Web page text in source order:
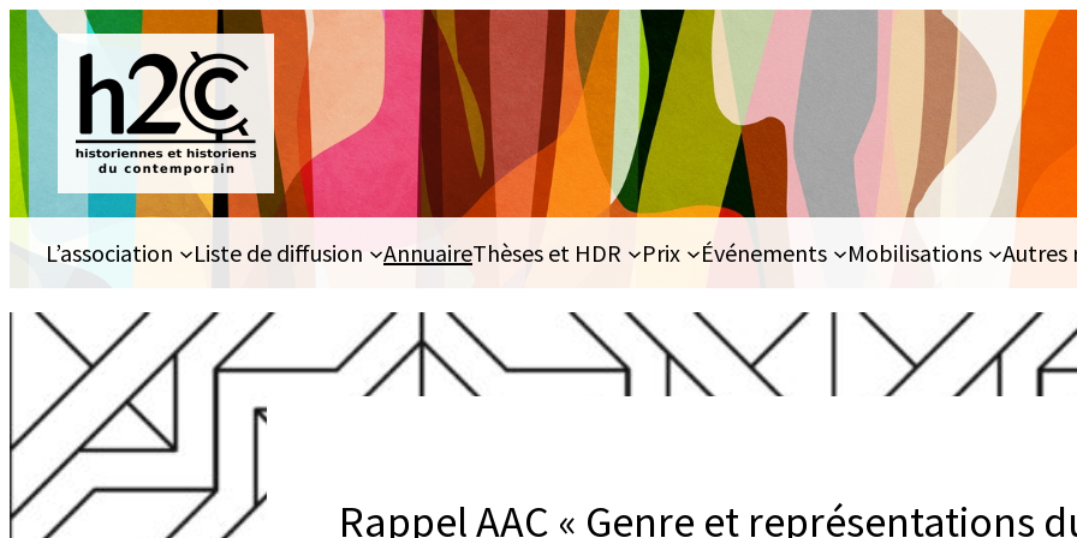
Aller
au
contenu
L’association Liste de diffusion AnnuaireThèses et HDR Prix Événements Mobilisations Autres
Rappel AAC « Genre et représentations